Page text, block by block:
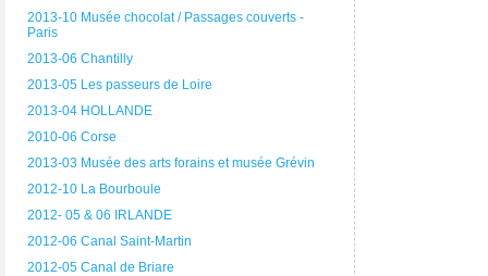
2013-10 Musée chocolat / Passages couverts -
Paris
2013-06 Chantilly
2013-05 Les passeurs de Loire
2013-04 HOLLANDE
2010-06 Corse
2013-03 Musée des arts forains et musée Grévin
2012-10 La Bourboule
2012- 05 & 06 IRLANDE
2012-06 Canal Saint-Martin
2012-05 Canal de Briare